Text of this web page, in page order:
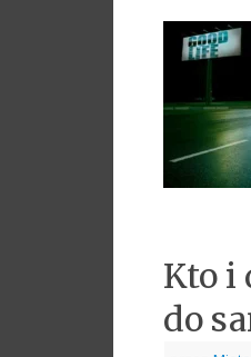
Kto i
do